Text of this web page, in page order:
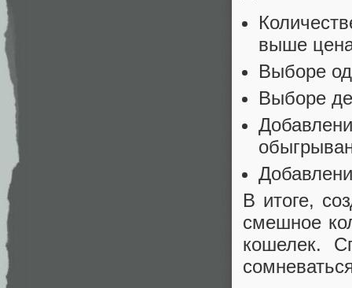
выше
Выборе
Выборе
В итоге,
смешное
кошелек.